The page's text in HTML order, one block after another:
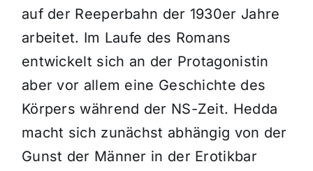
auf der Reeperbahn der 1930er Jahre
arbeitet. Im Laufe des Romans
entwickelt sich an der Protagonistin
aber vor allem eine Geschichte des
Körpers während der NS-Zeit. Hedda
macht sich zunächst abhängig von der
Gunst der Männer in der Erotikbar